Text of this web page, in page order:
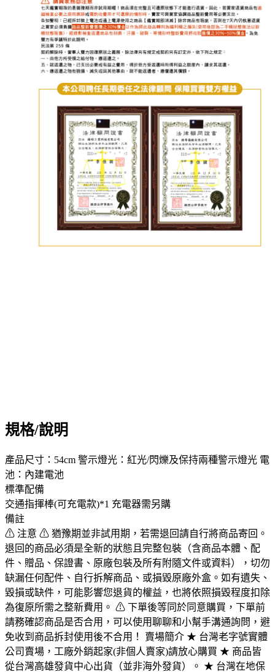
規格/說明
產品尺寸：54cm 警示燈光：紅光/閃爍及保持兩種警示燈光 電
池：內建電池
標準配備
交通指揮棒(可充電款)*1 充電器需另購
備註
⚠ 注意 ⚠ 猶豫期並非試用期，若需退回請自行將商品寄回。
退回的商品必須是全新的狀態且完整包裝（含商品本體、配
件、贈品、保證書、原廠包裝及所有附隨文件或資料），切勿
缺漏任何配件、自行拆解商品、或損毀原廠外盒。如有遺失、
毀損或缺件，可能影響您退貨的權益，也將依照損毀程度扣除
為復原所需之整新費用。 ⚠ 下單後等同於同意購買，下單前
請務確認商品是否合用，可以使用聊聊和小幫手溝通詢問，避
免收到商品拆封使用後不合用！ 賣場簡介 ★ 台灣老字號實體
公司賣場，工廠外銷起家(非個人賣家)請放心購買 ★ 商品皆
從台灣高雄發貨中心出貨（並非海外發貨）。 ★ 台灣在地保